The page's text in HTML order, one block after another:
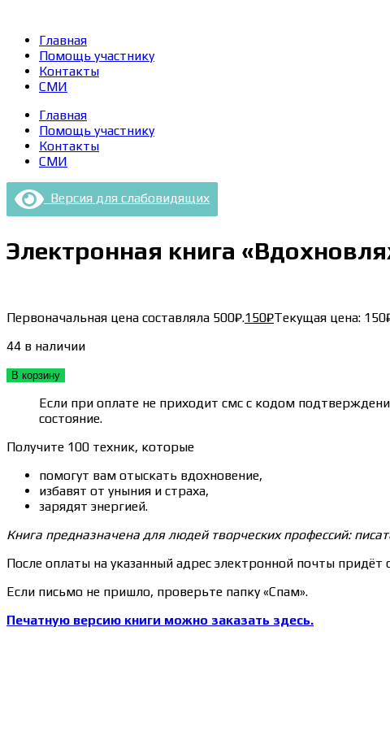
Главная
Помощь участнику
Контакты
СМИ
Главная
Помощь участнику
Контакты
СМИ
Версия для слабовидящих
Электронная книга
Первоначальная цена составляла 500₽.150₽Текущая цена:
44 в наличии
В корзину
Если при оплате не приходит смс с кодом
состояние.
Получите 100 техник, которые
помогут вам отыскать вдохновение,
избавят от уныния и страха,
зарядят энергией.
Книга предназначена для людей творческих профессий:
После оплаты на указанный адрес электронной почты
Если письмо не пришло, проверьте папку «Спам».
Печатную версию книги можно заказать здесь.